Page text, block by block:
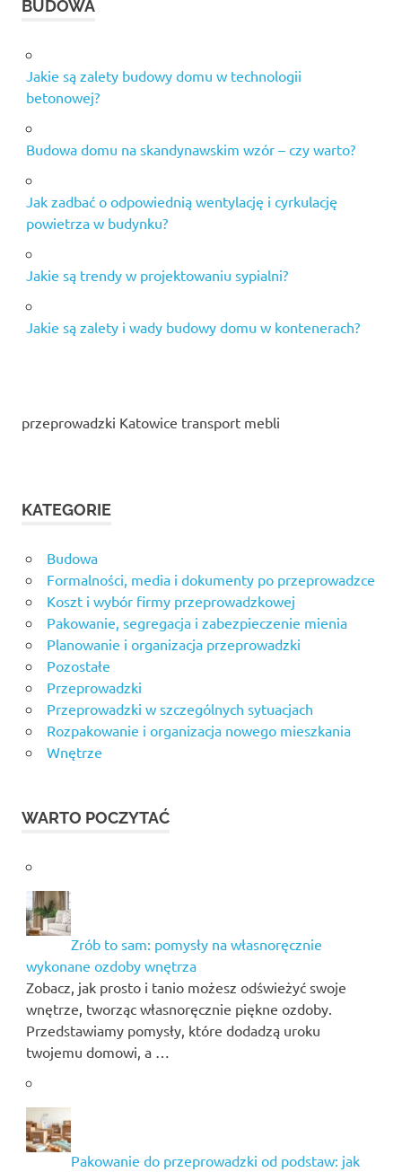
BUDOWA
Jakie są zalety budowy domu w technologii
betonowej?
Budowa domu na skandynawskim wzór – czy warto?
Jak zadbać o odpowiednią wentylację i cyrkulację
powietrza w budynku?
Jakie są trendy w projektowaniu sypialni?
Jakie są zalety i wady budowy domu w kontenerach?
przeprowadzki Katowice transport mebli
KATEGORIE
Budowa
Formalności, media i dokumenty po przeprowadzce
Koszt i wybór firmy przeprowadzkowej
Pakowanie, segregacja i zabezpieczenie mienia
Planowanie i organizacja przeprowadzki
Pozostałe
Przeprowadzki
Przeprowadzki w szczególnych sytuacjach
Rozpakowanie i organizacja nowego mieszkania
Wnętrze
WARTO POCZYTAĆ
Zrób to sam: pomysły na własnoręcznie
wykonane ozdoby wnętrza
Zobacz, jak prosto i tanio możesz odświeżyć swoje
wnętrze, tworząc własnoręcznie piękne ozdoby.
Przedstawiamy pomysły, które dodadzą uroku
twojemu domowi, a …
Pakowanie do przeprowadzki od podstaw: jak